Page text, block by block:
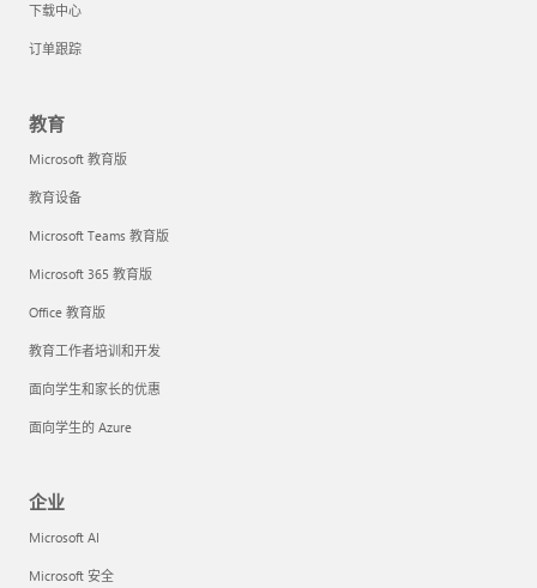
下载中心
订单跟踪
教育
Microsoft 教育版
教育设备
Microsoft Teams 教育版
Microsoft 365 教育版
Office 教育版
教育工作者培训和开发
面向学生和家长的优惠
面向学生的 Azure
企业
Microsoft AI
Microsoft 安全